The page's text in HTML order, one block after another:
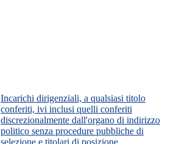
Incarichi dirigenziali, a qualsiasi titolo
conferiti, ivi inclusi quelli conferiti
discrezionalmente dall'organo di indirizzo
politico senza procedure pubbliche di